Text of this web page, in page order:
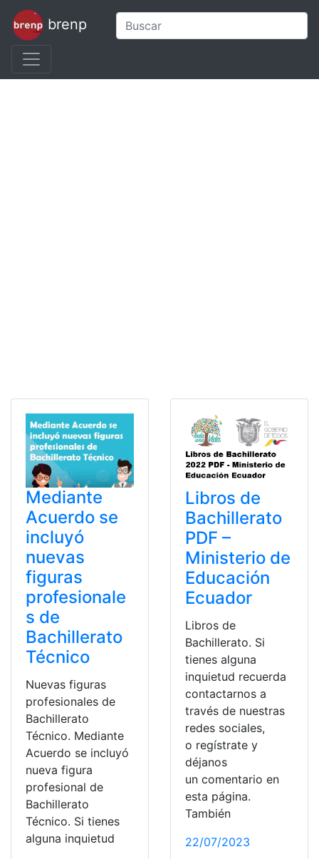
brenp
Mediante
Acuerdo se
incluyó
nuevas
figuras
profesionale
s de
Bachillerato
Técnico
Nuevas figuras
profesionales de
Bachillerato
Técnico. Mediante
Acuerdo se incluyó
nueva figura
profesional de
Bachillerato
Técnico. Si tienes
alguna inquietud
Libros de
Bachillerato
PDF –
Ministerio de
Educación
Ecuador
Libros de
Bachillerato. Si
tienes alguna
inquietud recuerda
contactarnos a
través de nuestras
redes sociales,
o regístrate y
déjanos
un comentario en
esta página.
También
22/07/2023